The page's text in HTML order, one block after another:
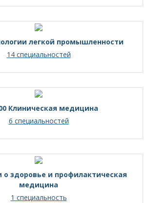
легкой промышленности
14 специальностей
Клиническая медицина
6 специальностей
о здоровье и профилактическая
медицина
1 специальность